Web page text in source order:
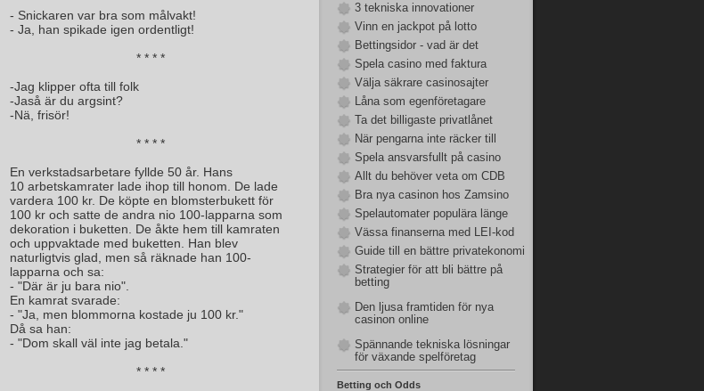
- Snickaren var bra som målvakt!
- Ja, han spikade igen ordentligt!
* * * *
-Jag klipper ofta till folk
-Jaså är du argsint?
-Nä, frisör!
* * * *
En verkstadsarbetare fyllde 50 år. Hans
10 arbetskamrater lade ihop till honom. De lade
vardera 100 kr. De köpte en blomsterbukett för
100 kr och satte de andra nio 100-lapparna som
dekoration i buketten. De åkte hem till kamraten
och uppvaktade med buketten. Han blev
naturligtvis glad, men så räknade han 100-
lapparna och sa:
- "Där är ju bara nio".
En kamrat svarade:
- "Ja, men blommorna kostade ju 100 kr."
Då sa han:
- "Dom skall väl inte jag betala."
* * * *
3 tekniska innovationer
Vinn en jackpot på lotto
Bettingsidor - vad är det
Spela casino med faktura
Välja säkrare casinosajter
Låna som egenföretagare
Ta det billigaste privatlånet
När pengarna inte räcker till
Spela ansvarsfullt på casino
Allt du behöver veta om CDB
Bra nya casinon hos Zamsino
Spelautomater populära länge
Vässa finanserna med LEI-kod
Guide till en bättre privatekonomi
Strategier för att bli bättre på
betting
Den ljusa framtiden för nya
casinon online
Spännande tekniska lösningar
för växande spelföretag
Betting och Odds